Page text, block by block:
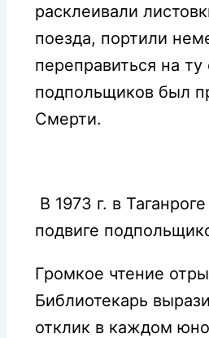
расклеивали
поезда, портили
переправиться на
подпольщиков был
Смерти.
В 1973 г. в
подвиге
Громкое чтение
Библиотекарь
отклик в каждом